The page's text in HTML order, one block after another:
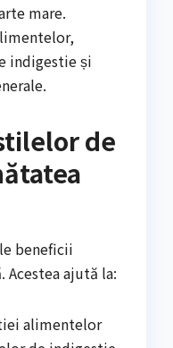
mare.
indigestie și
de
beneficii
Acestea ajută la:
alimentelor